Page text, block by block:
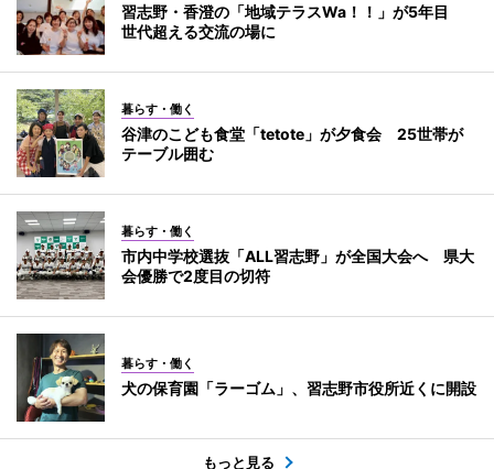
習志野・香澄の「地域テラスWa！！」が5年目
世代超える交流の場に
暮らす・働く
谷津のこども食堂「tetote」が夕食会 25世帯が
テーブル囲む
暮らす・働く
市内中学校選抜「ALL習志野」が全国大会へ 県大
会優勝で2度目の切符
暮らす・働く
犬の保育園「ラーゴム」、習志野市役所近くに開設
もっと見る